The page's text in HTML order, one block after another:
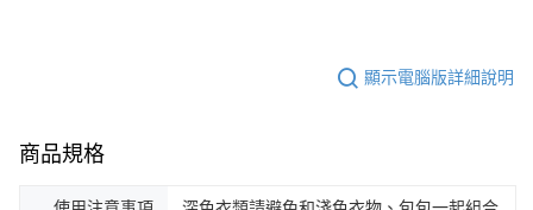
顯示電腦版詳細說明
商品規格